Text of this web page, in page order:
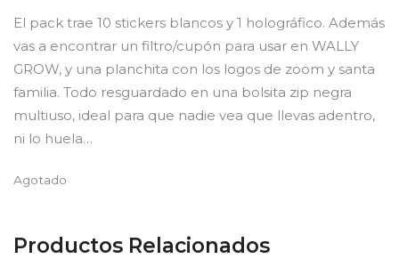
El pack trae 10 stickers blancos y 1 holográfico. Además
vas a encontrar un filtro/cupón para usar en WALLY
GROW, y una planchita con los logos de zoom y santa
familia. Todo resguardado en una bolsita zip negra
multiuso, ideal para que nadie vea que llevas adentro,
ni lo huela…
Agotado
Productos Relacionados